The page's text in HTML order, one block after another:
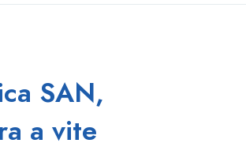
SAN,
a vite